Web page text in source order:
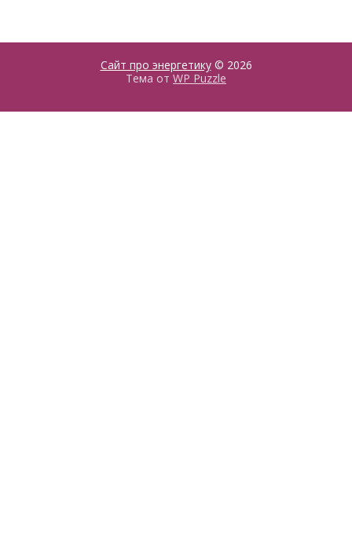
Сайт про энергетику© 2026
Тема от WP Puzzle